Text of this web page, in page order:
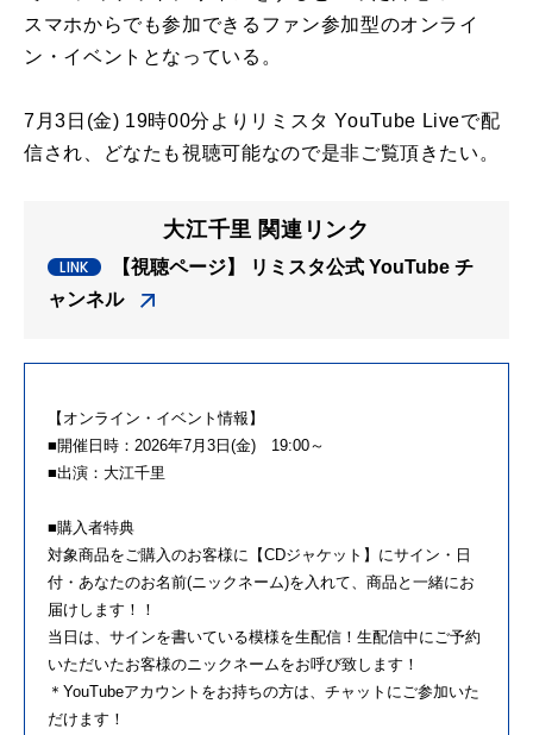
スマホからでも参加できるファン参加型のオンライ
ン・イベントとなっている。
7月3日(金) 19時00分よりリミスタ YouTube Liveで配
信され、どなたも視聴可能なので是非ご覧頂きたい。
大江千里 関連リンク
【視聴ページ】 リミスタ公式 YouTube チ
ャンネル
【オンライン・イベント情報】
■開催日時：2026年7月3日(金) 19:00～
■出演：大江千里
■購入者特典
対象商品をご購入のお客様に【CDジャケット】にサイン・日
付・あなたのお名前(ニックネーム)を入れて、商品と一緒にお
届けします！！
当日は、サインを書いている模様を生配信！生配信中にご予約
いただいたお客様のニックネームをお呼び致します！
＊YouTubeアカウントをお持ちの方は、チャットにご参加いた
だけます！